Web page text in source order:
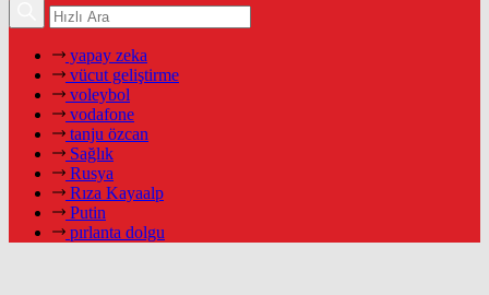
yapay zeka
vücut geliştirme
voleybol
vodafone
tanju özcan
Sağlık
Rusya
Rıza Kayaalp
Putin
pırlanta dolgu